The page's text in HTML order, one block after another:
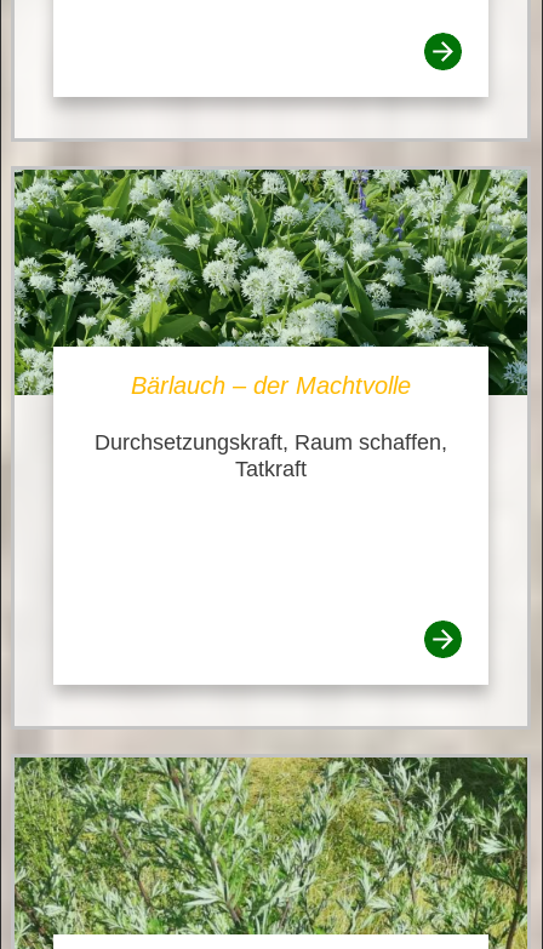
Bärlauch – der Machtvolle
Durchsetzungskraft, Raum schaffen,
Tatkraft